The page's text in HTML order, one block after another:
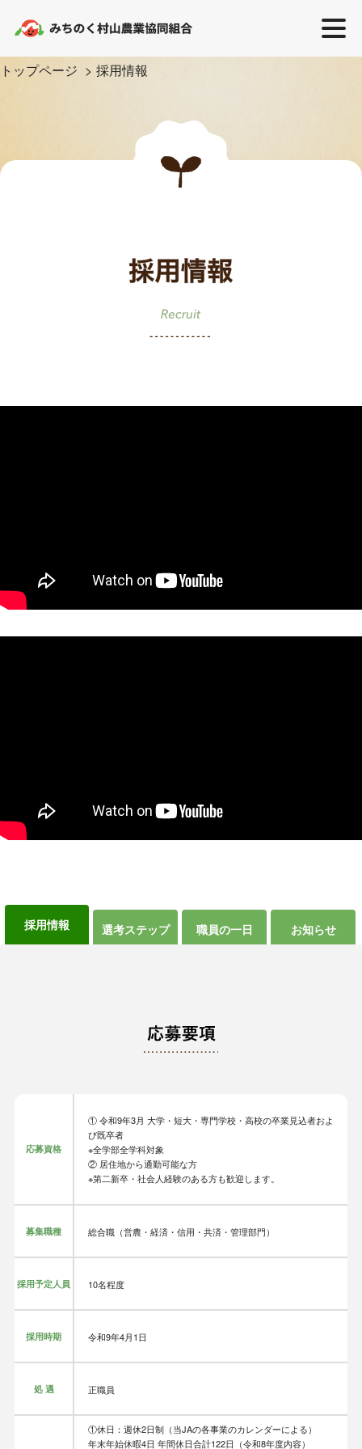
トップページ 採用情報
採用情報 選考ステップ 職員の一日 お知らせ
応募資格
① 令和9年3月 大学・短大・専門学校・高校の卒業見込者およ
び既卒者
※全学部全学科対象
② 居住地から通勤可能な方
※第二新卒・社会人経験のある方も歓迎します。
募集職種 総合職（営農・経済・信用・共済・管理部門）
採用予定人員 10名程度
採用時期 令和9年4月1日
処 遇 正職員
①休日：週休2日制（当JAの各事業のカレンダーによる）
年末年始休暇4日 年間休日合計122日（令和8年度内容）